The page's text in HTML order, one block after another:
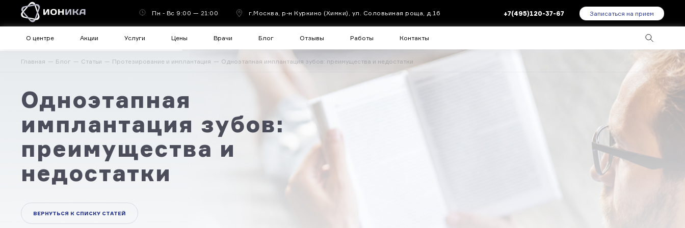
Главная Блог Статьи Протезирование и имплантация Одноэтапная имплантация зубов: преимущества и недостатки
Одноэтапная
имплантация зубов:
преимущества и
недостатки
ВЕРНУТЬСЯ К СПИСКУ СТАТЕЙ
Пн - Вс 9:00 — 21:00 г.Москва, р-н Куркино (Химки), ул. Соловьиная роща, д.16
О центре Акции Услуги Цены Врачи Блог Отзывы Работы Контакты
+7(495)120-37-67 Записаться на прием